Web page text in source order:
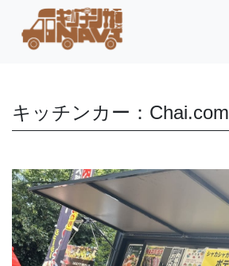
キッチンカー：Chai.com